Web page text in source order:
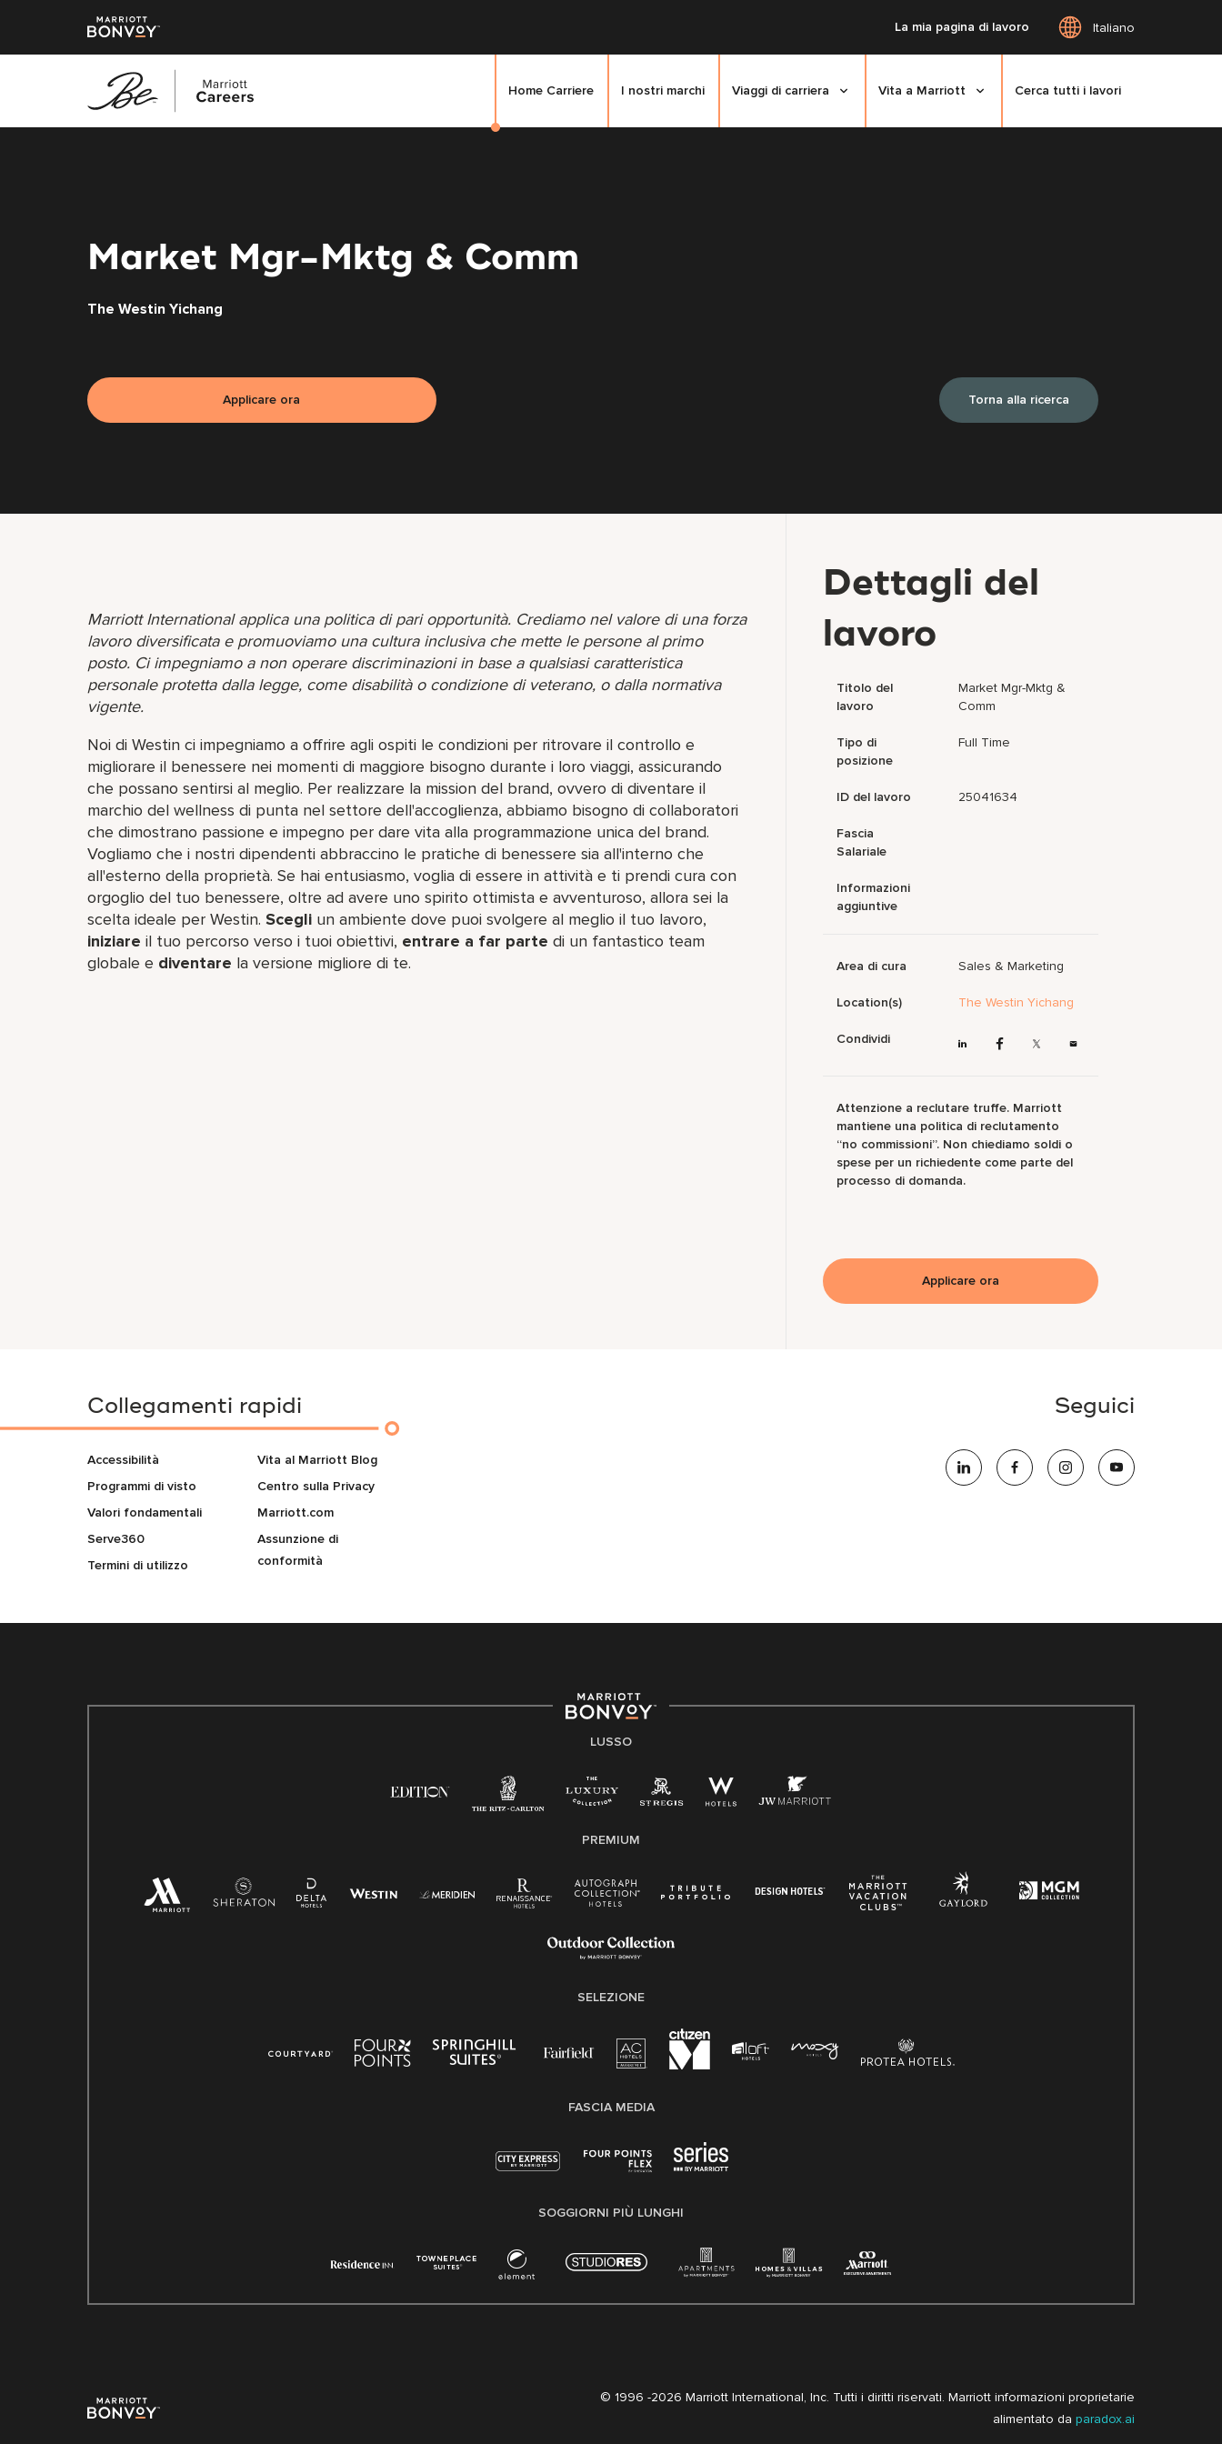
La mia pagina di lavoro Italiano
Home Carriere I nostri marchi Viaggi di carriera Vita a Marriott Cerca tutti i lavori
Market Mgr-Mktg & Comm
The Westin Yichang
Applicare ora Torna alla ricerca
Marriott International applica una politica di pari opportunità. Crediamo nel valore di una forza
lavoro diversificata e promuoviamo una cultura inclusiva che mette le persone al primo
posto. Ci impegniamo a non operare discriminazioni in base a qualsiasi caratteristica
personale protetta dalla legge, come disabilità o condizione di veterano, o dalla normativa
vigente.
Noi di Westin ci impegniamo a offrire agli ospiti le condizioni per ritrovare il controllo e
migliorare il benessere nei momenti di maggiore bisogno durante i loro viaggi, assicurando
che possano sentirsi al meglio. Per realizzare la mission del brand, ovvero di diventare il
marchio del wellness di punta nel settore dell'accoglienza, abbiamo bisogno di collaboratori
che dimostrano passione e impegno per dare vita alla programmazione unica del brand.
Vogliamo che i nostri dipendenti abbraccino le pratiche di benessere sia all'interno che
all'esterno della proprietà. Se hai entusiasmo, voglia di essere in attività e ti prendi cura con
orgoglio del tuo benessere, oltre ad avere uno spirito ottimista e avventuroso, allora sei la
scelta ideale per Westin. Scegli un ambiente dove puoi svolgere al meglio il tuo lavoro,​
iniziare il tuo percorso verso i tuoi obiettivi, entrare a far parte di un fantastico team​
globale e diventare la versione migliore di te.
Dettagli del
lavoro
Titolo del
lavoro
Market Mgr-Mktg &
Comm
Tipo di
posizione
Full Time
ID del lavoro 25041634
Fascia
Salariale
Informazioni
aggiuntive
Area di cura Sales & Marketing
Location(s) The Westin Yichang
Condividi
Attenzione a reclutare truffe. Marriott
mantiene una politica di reclutamento
“no commissioni”. Non chiediamo soldi o
spese per un richiedente come parte del
processo di domanda.
Applicare ora
Collegamenti rapidi
Accessibilità
Programmi di visto
Valori fondamentali
Serve360
Termini di utilizzo
Vita al Marriott Blog
Centro sulla Privacy
Marriott.com
Assunzione di
conformità
Seguici
LUSSO
PREMIUM
SELEZIONE
FASCIA MEDIA
SOGGIORNI PIÙ LUNGHI
© 1996 -2026 Marriott International, Inc. Tutti i diritti riservati. Marriott informazioni proprietarie
alimentato da paradox.ai